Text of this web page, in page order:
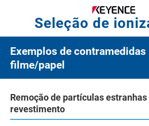
Seleção de
Exemplos de
filme/papel
Remoção de partículas
revestimento